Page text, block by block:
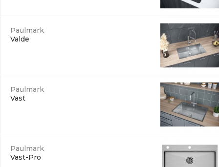
Paulmark
Valde
Paulmark
Vast
Paulmark
Vast-Pro